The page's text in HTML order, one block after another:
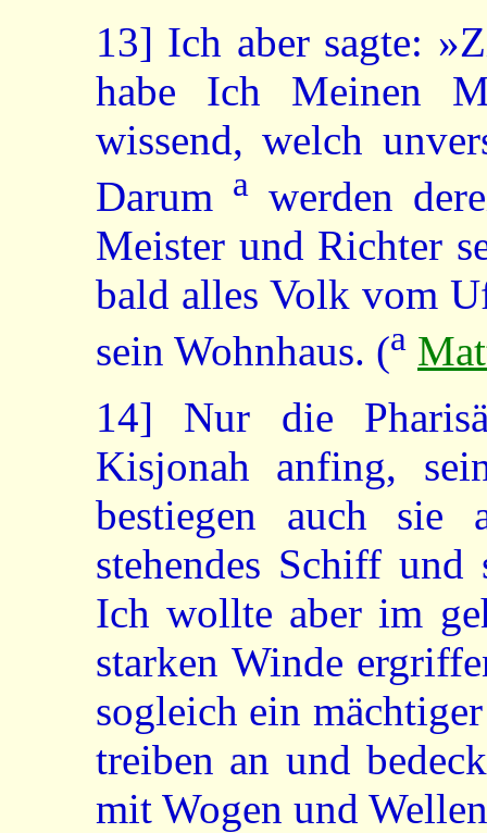
13] Ich aber sagte:
habe Ich Meinen
wissend, welch
Darum awerden
Meister und Richter
bald alles Volk vom
sein Wohnhaus. (a
14] Nur die
Kisjonah anfing,
bestiegen auch sie
stehendes Schiff
Ich wollte aber im
starken Winde
sogleich ein
treiben an und
mit Wogen und